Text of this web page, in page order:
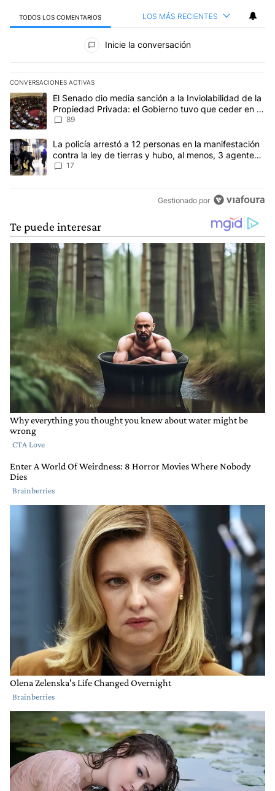
TODOS LOS COMENTARIOS LOS MÁS RECIENTES
Todos los comentarios
Inicie la conversación
CONVERSACIONES ACTIVAS
Este listado muestra los artículos con más comentarios en los
Un artículo de tendencia con el título "El Senado dio media
El Senado dio media sanción a la Inviolabilidad de la
Propiedad Privada: el Gobierno tuvo que ceder en la
Ley del Manejo del Fuego
89
Un artículo de tendencia con el título "La policía arrestó a 12
La policía arrestó a 12 personas en la manifestación
contra la ley de tierras y hubo, al menos, 3 agentes
heridos
17
Gestionado por